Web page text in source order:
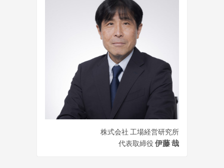
株式会社 工場経営研究所
代表取締役 伊藤 哉